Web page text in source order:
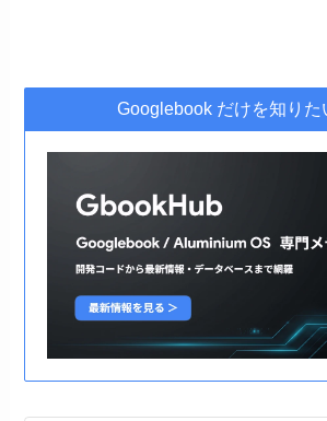
Googlebook だけを知りた